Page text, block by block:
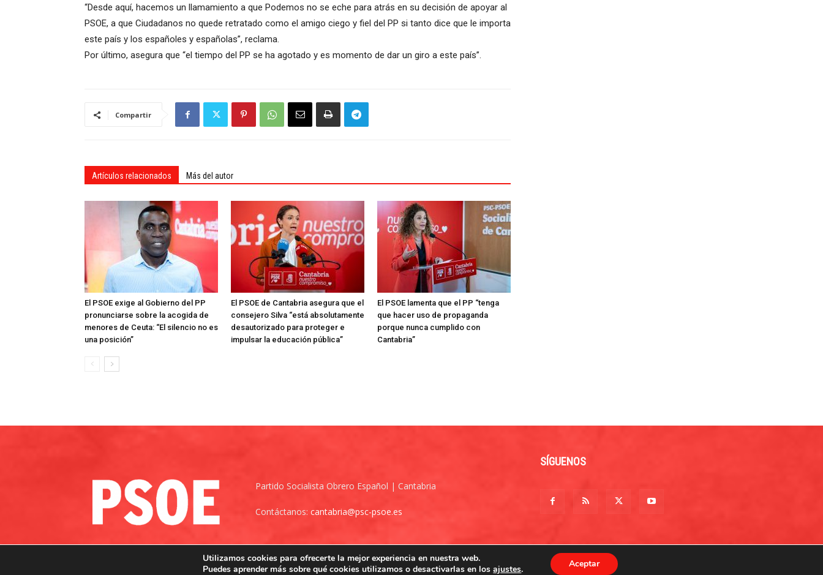
“Desde aquí, hacemos un llamamiento a que Podemos no se eche para atrás en su decisión de apoyar al
PSOE, a que Ciudadanos no quede retratado como el amigo ciego y fiel del PP si tanto dice que le importa
este país y los españoles y españolas”, reclama.
Por último, asegura que “el tiempo del PP se ha agotado y es momento de dar un giro a este país”.
Compartir
Artículos relacionados Más del autor
El PSOE exige al Gobierno del PP
pronunciarse sobre la acogida de
menores de Ceuta: “El silencio no es
una posición”
El PSOE de Cantabria asegura que el
consejero Silva “está absolutamente
desautorizado para proteger e
impulsar la educación pública”
El PSOE lamenta que el PP “tenga
que hacer uso de propaganda
porque nunca cumplido con
Cantabria”
Partido Socialista Obrero Español | Cantabria
Contáctanos: cantabria@psc-psoe.es
SÍGUENOS
Política de confidencialidad|Política de cookies
Utilizamos cookies para ofrecerte la mejor experiencia en nuestra web.
Puedes aprender más sobre qué cookies utilizamos o desactivarlas en losajustes. Aceptar